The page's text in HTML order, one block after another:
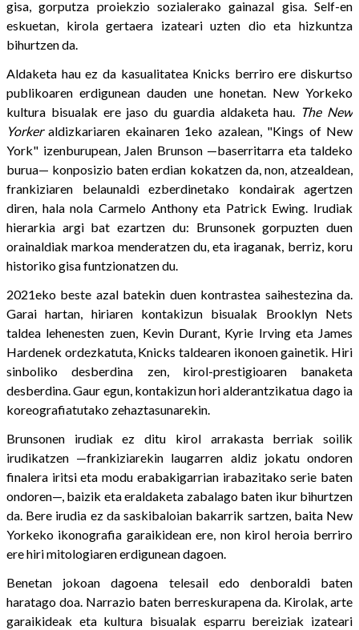
gisa, gorputza proiekzio sozialerako gainazal gisa. Self-en
eskuetan, kirola gertaera izateari uzten dio eta hizkuntza
bihurtzen da.
Aldaketa hau ez da kasualitatea Knicks berriro ere diskurtso
publikoaren erdigunean dauden une honetan. New Yorkeko
kultura bisualak ere jaso du guardia aldaketa hau. The New
Yorkeraldizkariaren ekainaren 1eko azalean, "Kings of New
York" izenburupean, Jalen Brunson —baserritarra eta taldeko
burua— konposizio baten erdian kokatzen da, non, atzealdean,
frankiziaren belaunaldi ezberdinetako kondairak agertzen
diren, hala nola Carmelo Anthony eta Patrick Ewing. Irudiak
hierarkia argi bat ezartzen du: Brunsonek gorpuzten duen
orainaldiak markoa menderatzen du, eta iraganak, berriz, koru
historiko gisa funtzionatzen du.
2021eko beste azal batekin duen kontrastea saihestezina da.
Garai hartan, hiriaren kontakizun bisualak Brooklyn Nets
taldea lehenesten zuen, Kevin Durant, Kyrie Irving eta James
Hardenek ordezkatuta, Knicks taldearen ikonoen gainetik. Hiri
sinboliko desberdina zen, kirol-prestigioaren banaketa
desberdina. Gaur egun, kontakizun hori alderantzikatua dago ia
koreografiatutako zehaztasunarekin.
Brunsonen irudiak ez ditu kirol arrakasta berriak soilik
irudikatzen —frankiziarekin laugarren aldiz jokatu ondoren
finalera iritsi eta modu erabakigarrian irabazitako serie baten
ondoren—, baizik eta eraldaketa zabalago baten ikur bihurtzen
da. Bere irudia ez da saskibaloian bakarrik sartzen, baita New
Yorkeko ikonografia garaikidean ere, non kirol heroia berriro
ere hiri mitologiaren erdigunean dagoen.
Benetan jokoan dagoena telesail edo denboraldi baten
haratago doa. Narrazio baten berreskurapena da. Kirolak, arte
garaikideak eta kultura bisualak esparru bereiziak izateari